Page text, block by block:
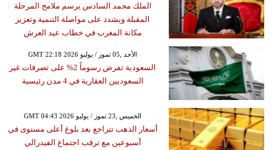
الملك محمد السادس يرسم ملامح المرحلة
المقبلة ويشدد على مواصلة التنمية وتعزيز
مكانة المغرب في خطاب عيد العرش
GMT 22:18 2026 الأحد ,05 تموز / يوليو
السعودية تفرض رسوماً 2% على تصرفات غير
السعوديين العقارية في 4 مدن رئيسية
GMT 04:43 2026 الخميس ,23 تموز / يوليو
أسعار الذهب تتراجع بعد بلوغ أعلى مستوى في
أسبوعين مع ترقب اجتماع الفيدرالي